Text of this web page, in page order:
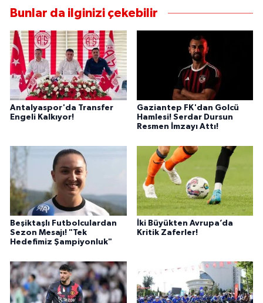
Bunlar da ilginizi çekebilir
Antalyaspor'da Transfer
Engeli Kalkıyor!
Gaziantep FK'dan Golcü
Hamlesi! Serdar Dursun
Resmen İmzayı Attı!
Beşiktaşlı Futbolculardan
Sezon Mesajı! "Tek
Hedefimiz Şampiyonluk"
İki Büyükten Avrupa’da
Kritik Zaferler!